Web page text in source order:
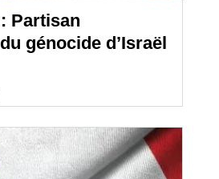
Partisan
génocide d’Israël